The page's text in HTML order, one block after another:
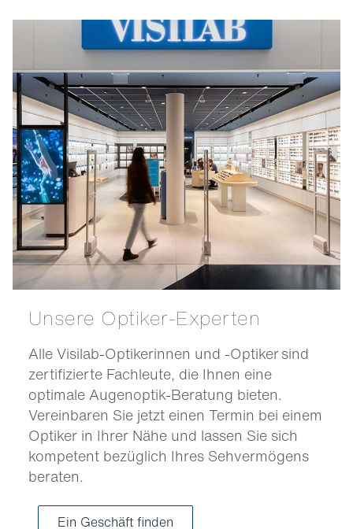
Unsere Optiker-Experten
Alle Visilab-Optikerinnen und -Optiker sind
zertifizierte Fachleute, die Ihnen eine
optimale Augenoptik-Beratung bieten.
Vereinbaren Sie jetzt einen Termin bei einem
Optiker in Ihrer Nähe und lassen Sie sich
kompetent bezüglich Ihres Sehvermögens
beraten.
Ein Geschäft finden